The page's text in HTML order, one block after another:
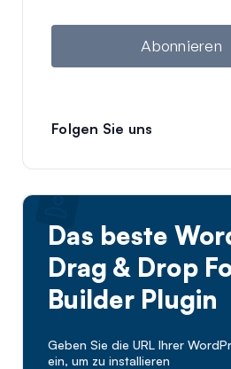
i
Abonnieren
Folgen Sie uns
Das beste
Drag & Drop
Builder Plugin
Geben Sie die URL Ihrer
ein, um zu installieren